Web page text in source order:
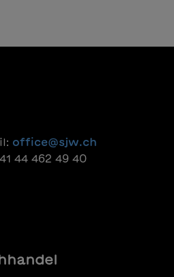
office@sjw.ch
44 462 49 40